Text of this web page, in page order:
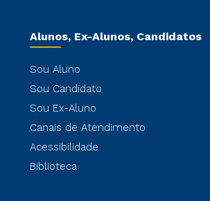
Alunos, Ex-Alunos, Candidatos
Sou Aluno
Sou Candidato
Sou Ex-Aluno
Canais de Atendimento
Acessibilidade
Biblioteca